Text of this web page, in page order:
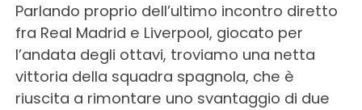
Parlando proprio dell’ultimo incontro diretto
fra Real Madrid e Liverpool, giocato per
l’andata degli ottavi, troviamo una netta
vittoria della squadra spagnola, che è
riuscita a rimontare uno svantaggio di due